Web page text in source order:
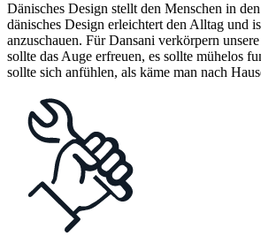
Dänisches Design stellt den Menschen in
dänisches Design erleichtert den Alltag und
anzuschauen. Für Dansani verkörpern
sollte das Auge erfreuen, es sollte mühelos
sollte sich anfühlen, als käme man nach